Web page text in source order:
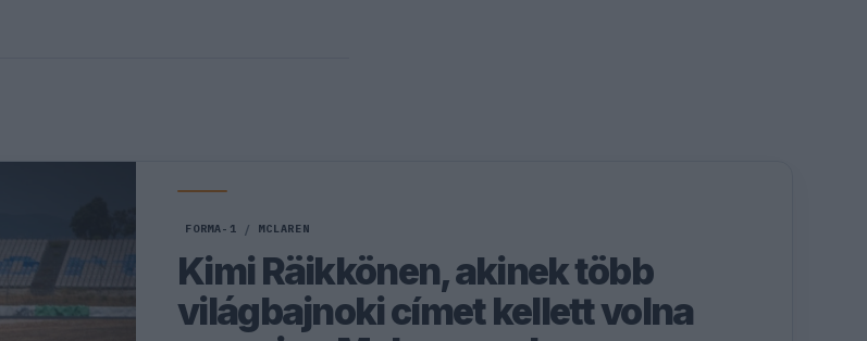
FORMA-1 / MCLAREN
Kimi Räikkönen, akinek több
világbajnoki címet kellett volna